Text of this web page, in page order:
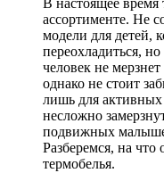
В настоящее время
ассортименте. Не
модели для детей,
переохладиться,
человек не
однако не стоит
лишь для активных
несложно
подвижных
Разберемся, на
термобелья.